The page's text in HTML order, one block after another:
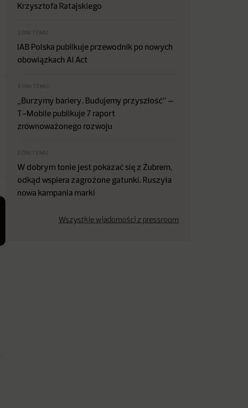
Krzysztofa Ratajskiego
2 DNI TEMU
IAB Polska publikuje przewodnik po nowych
obowiązkach AI Act
4 DNI TEMU
„Burzymy bariery. Budujemy przyszłość” –
T-Mobile publikuje 7 raport
zrównoważonego rozwoju
5 DNI TEMU
W dobrym tonie jest pokazać się z Żubrem,
odkąd wspiera zagrożone gatunki. Ruszyła
nowa kampania marki
Wszystkie wiadomości z pressroom